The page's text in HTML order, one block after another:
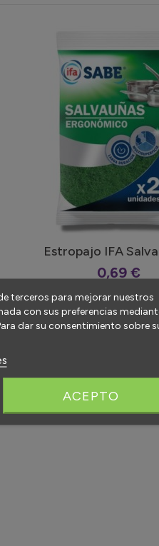
Estropajo IFA
0,69 €
terceros para mejorar nuestros
con sus preferencias
dar su consentimiento sobre
ACEPTO